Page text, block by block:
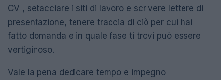
CV , setacciare i siti di lavoro e scrivere lettere di
presentazione, tenere traccia di ciò per cui hai
fatto domanda e in quale fase ti trovi può essere
vertiginoso.
Vale la pena dedicare tempo e impegno